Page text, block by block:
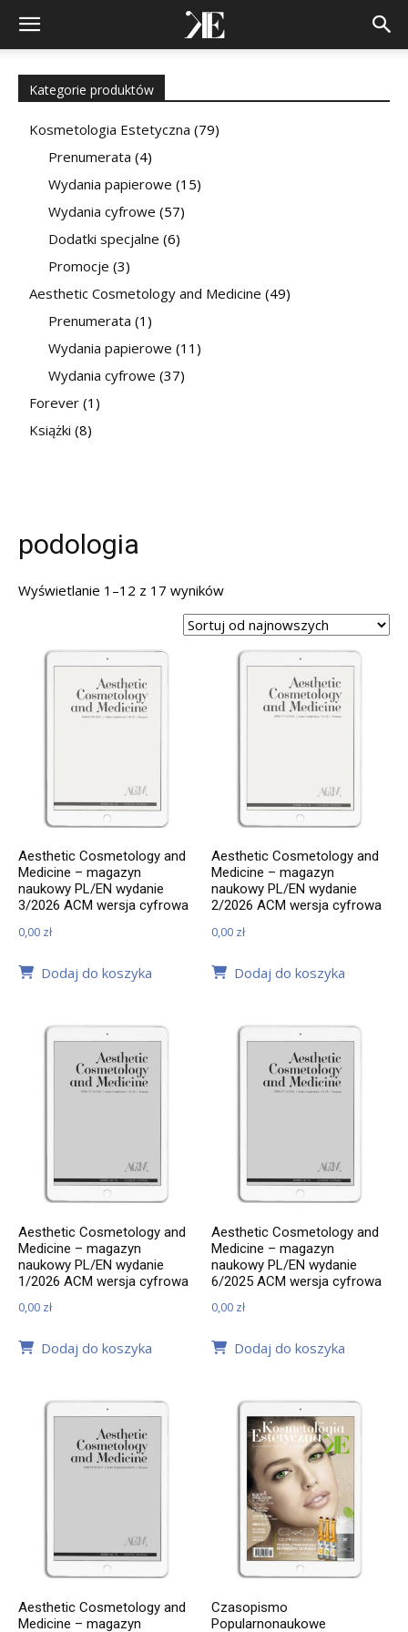
Kategorie produktów
Kosmetologia Estetyczna (79)
Prenumerata (4)
Wydania papierowe (15)
Wydania cyfrowe (57)
Dodatki specjalne (6)
Promocje (3)
Aesthetic Cosmetology and Medicine (49)
Prenumerata (1)
Wydania papierowe (11)
Wydania cyfrowe (37)
Forever (1)
Książki (8)
podologia
Wyświetlanie 1–12 z 17 wynikówPosortowane
najnowszych
Aesthetic Cosmetology and
Medicine – magazyn
naukowy PL/EN wydanie
3/2026 ACM wersja cyfrowa
0,00 zł
Dodaj do koszyka
Aesthetic Cosmetology and
Medicine – magazyn
naukowy PL/EN wydanie
2/2026 ACM wersja cyfrowa
0,00 zł
Dodaj do koszyka
Aesthetic Cosmetology and
Medicine – magazyn
naukowy PL/EN wydanie
1/2026 ACM wersja cyfrowa
0,00 zł
Dodaj do koszyka
Aesthetic Cosmetology and
Medicine – magazyn
naukowy PL/EN wydanie
6/2025 ACM wersja cyfrowa
0,00 zł
Dodaj do koszyka
Aesthetic Cosmetology and
Medicine – magazyn
Czasopismo
Popularnonaukowe